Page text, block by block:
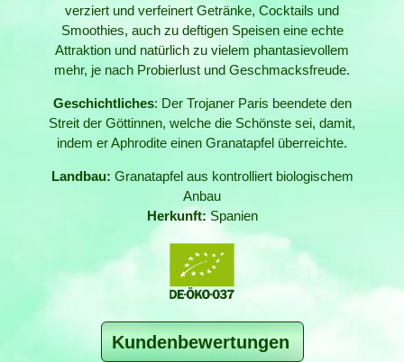
verziert und verfeinert Getränke, Cocktails und
Smoothies, auch zu deftigen Speisen eine echte
Attraktion und natürlich zu vielem phantasievollem
mehr, je nach Probierlust und Geschmacksfreude.
Geschichtliches: Der Trojaner Paris beendete den
Streit der Göttinnen, welche die Schönste sei, damit,
indem er Aphrodite einen Granatapfel überreichte.
Landbau: Granatapfel aus kontrolliert biologischem
Anbau
Herkunft:Spanien
Kundenbewertungen